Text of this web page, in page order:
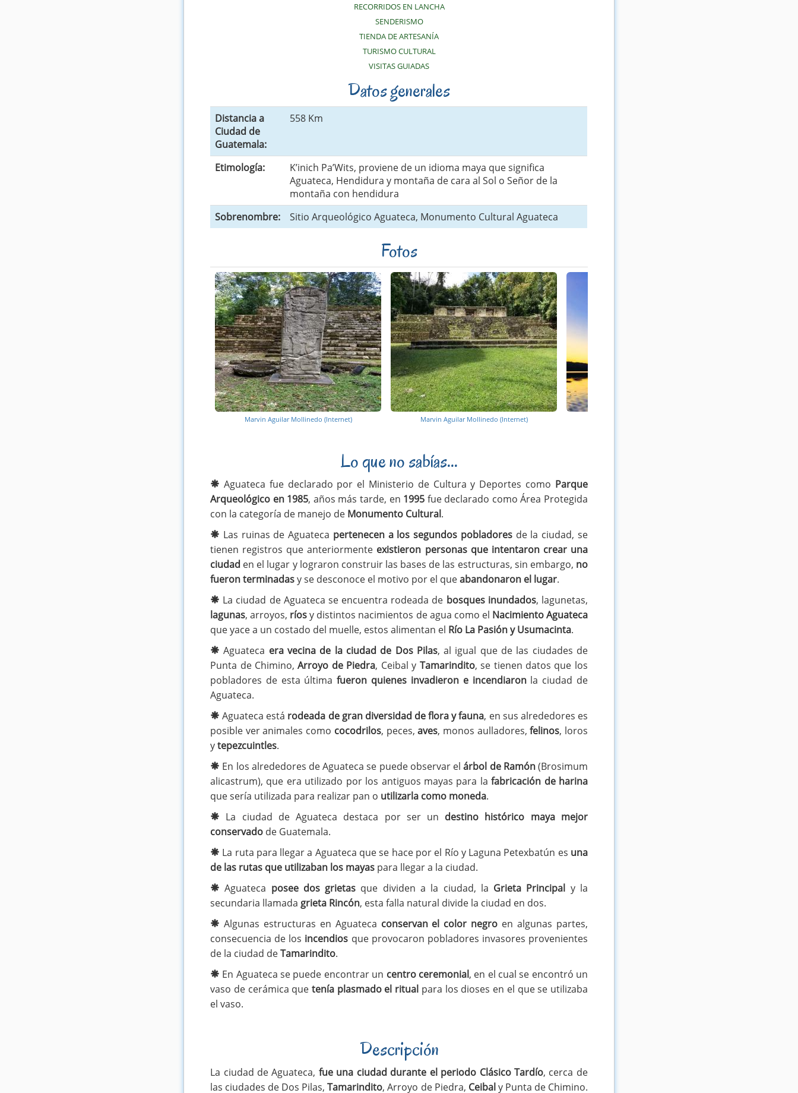
RECORRIDOS EN LANCHA
SENDERISMO
TIENDA DE ARTESANÍA
TURISMO CULTURAL
VISITAS GUIADAS
Datos generales
Distancia a
Ciudad de
Guatemala:
558 Km
Etimología:
K’inich Pa’Wits, proviene de un idioma maya que significa
Aguateca, Hendidura y montaña de cara al Sol o Señor de la
montaña con hendidura
Sobrenombre:
Sitio Arqueológico Aguateca, Monumento Cultural Aguateca
Fotos
Marvin Aguilar Mollinedo (Internet) Marvin Aguilar Mollinedo (Internet)
Lo que no sabías...
Aguateca fue declarado por el Ministerio de Cultura y Deportes como Parque
Arqueológico en 1985, años más tarde, en 1995 fue declarado como Área Protegida
con la categoría de manejo de Monumento Cultural.
Las ruinas de Aguateca pertenecen a los segundos pobladoresde la ciudad, se
tienen registros que anteriormente existieron personas que intentaron crear una
ciudad en el lugar y lograron construir las bases de las estructuras, sin embargo, no
fueron terminadasy se desconoce el motivo por el queabandonaron el lugar.
La ciudad de Aguateca se encuentra rodeada de bosques inundados, lagunetas,
lagunas, arroyos, ríosy distintos nacimientos de agua como el Nacimiento Aguateca
que yace a un costado del muelle, estos alimentan el Río La Pasión y Usumacinta.
Aguateca era vecina de la ciudad de Dos Pilas, al igual que de las ciudades de
Punta de Chimino,Arroyo de Piedra, Ceibal y Tamarindito, se tienen datos que los
pobladores de esta últimafueron quienes invadieron e incendiaronla ciudad de
Aguateca.
Aguateca está rodeada de gran diversidad de flora y fauna, en sus alrededores es
posible ver animales como cocodrilos, peces,aves, monos aulladores,felinos, loros
ytepezcuintles.
En los alrededores de Aguateca se puede observar elárbol de Ramón(Brosimum
alicastrum), que era utilizado por los antiguos mayas para lafabricación de harina
que sería utilizada para realizar pan o utilizarla como moneda.
La ciudad de Aguateca destaca por ser un destino histórico maya mejor
conservado de Guatemala.
La ruta para llegar a Aguateca que se hace por el Río y Laguna Petexbatún es una
de las rutas que utilizaban los mayas para llegar a la ciudad.
Aguateca posee dos grietas que dividen a la ciudad, la Grieta Principal y la
secundaria llamada grieta Rincón, esta falla natural divide la ciudad en dos.
Algunas estructuras en Aguateca conservan el color negro en algunas partes,
consecuencia de los incendios que provocaron pobladores invasores provenientes
de la ciudad deTamarindito.
En Aguateca se puede encontrar un centro ceremonial, en el cual se encontró un
vaso de cerámica que tenía plasmado el ritual para los dioses en el que se utilizaba
el vaso.
Descripción
La ciudad de Aguateca, fue una ciudad durante el periodo Clásico Tardío, cerca de
las ciudades de Dos Pilas,Tamarindito, Arroyo de Piedra, Ceibaly Punta de Chimino.